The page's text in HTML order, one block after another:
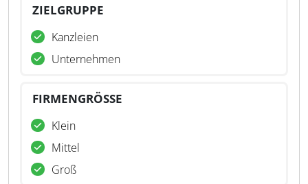
ZIELGRUPPE
Kanzleien
Unternehmen
FIRMENGRÖSSE
Klein
Mittel
Groß